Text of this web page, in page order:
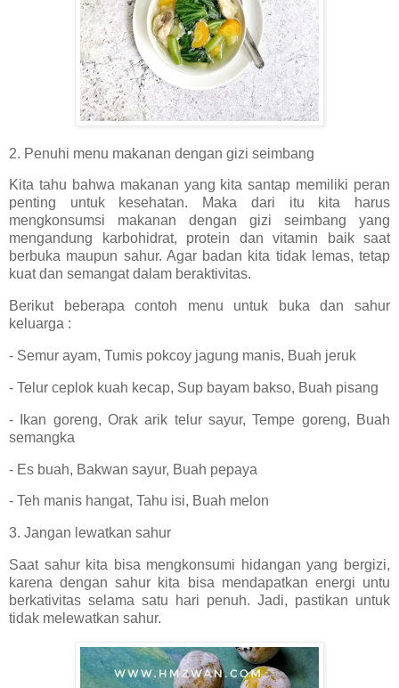
2. Penuhi menu makanan dengan gizi seimbang
Kita tahu bahwa makanan yang kita santap memiliki peran
penting untuk kesehatan. Maka dari itu kita harus
mengkonsumsi makanan dengan gizi seimbang yang
mengandung karbohidrat, protein dan vitamin baik saat
berbuka maupun sahur. Agar badan kita tidak lemas, tetap
kuat dan semangat dalam beraktivitas.
Berikut beberapa contoh menu untuk buka dan sahur
keluarga :
- Semur ayam, Tumis pokcoy jagung manis, Buah jeruk
- Telur ceplok kuah kecap, Sup bayam bakso, Buah pisang
- Ikan goreng, Orak arik telur sayur, Tempe goreng, Buah
semangka
- Es buah, Bakwan sayur, Buah pepaya
- Teh manis hangat, Tahu isi, Buah melon
3. Jangan lewatkan sahur
Saat sahur kita bisa mengkonsumi hidangan yang bergizi,
karena dengan sahur kita bisa mendapatkan energi untu
berkativitas selama satu hari penuh. Jadi, pastikan untuk
tidak melewatkan sahur.